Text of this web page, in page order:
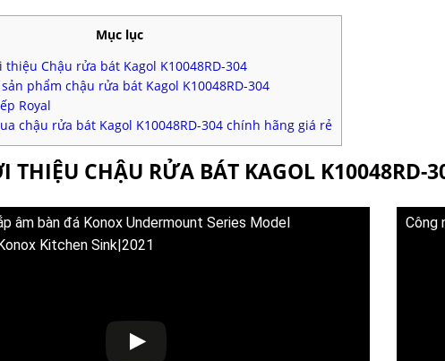
Mục lục
thiệu Chậu rửa bát Kagol K10048RD-304
phẩm chậu rửa bát Kagol K10048RD-304
Royal
chậu rửa bát Kagol K10048RD-304 chính hãng giá rẻ
THIỆU CHẬU RỬA BÁT KAGOL K10048RD-
âm bàn đá Konox Undermount Series Model
Kitchen Sink|2021
Công